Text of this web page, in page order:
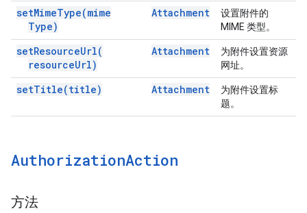
setMimeType(mime
Type)
Attachment
设置附件的
MIME 类型。
setResourceUrl(
resourceUrl)
Attachment
为附件设置资源
网址。
setTitle(title) Attachment
为附件设置标
题。
AuthorizationAction
方法